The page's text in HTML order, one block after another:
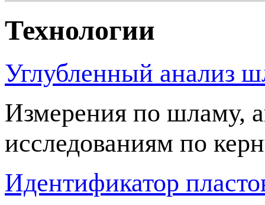
Технологии
Углубленный анализ
Измерения по шламу,
исследованиям по
Идентификатор